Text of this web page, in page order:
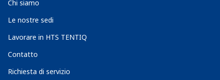
Chi siamo
Le nostre sedi
Lavorare in HTS TENTIQ
Contatto
Richiesta di servizio